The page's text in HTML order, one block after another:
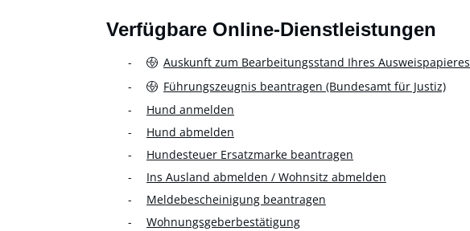
Verfügbare Online-Dienstleistungen
Auskunft zum Bearbeitungsstand Ihres Ausweispapieres
Führungszeugnis beantragen (Bundesamt für Justiz)
Hund anmelden
Hund abmelden
Hundesteuer Ersatzmarke beantragen
Ins Ausland abmelden / Wohnsitz abmelden
Meldebescheinigung beantragen
Wohnungsgeberbestätigung